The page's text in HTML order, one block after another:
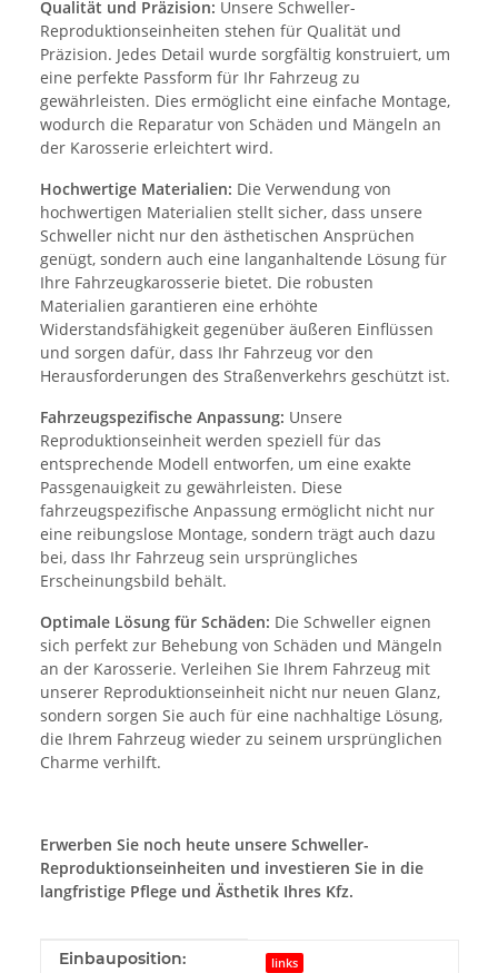
Qualität und Präzision: Unsere Schweller-
Reproduktionseinheiten stehen für Qualität und
Präzision. Jedes Detail wurde sorgfältig konstruiert, um
eine perfekte Passform für Ihr Fahrzeug zu
gewährleisten. Dies ermöglicht eine einfache Montage,
wodurch die Reparatur von Schäden und Mängeln an
der Karosserie erleichtert wird.
Hochwertige Materialien: Die Verwendung von
hochwertigen Materialien stellt sicher, dass unsere
Schweller nicht nur den ästhetischen Ansprüchen
genügt, sondern auch eine langanhaltende Lösung für
Ihre Fahrzeugkarosserie bietet. Die robusten
Materialien garantieren eine erhöhte
Widerstandsfähigkeit gegenüber äußeren Einflüssen
und sorgen dafür, dass Ihr Fahrzeug vor den
Herausforderungen des Straßenverkehrs geschützt ist.
Fahrzeugspezifische Anpassung: Unsere
Reproduktionseinheit werden speziell für das
entsprechende Modell entworfen, um eine exakte
Passgenauigkeit zu gewährleisten. Diese
fahrzeugspezifische Anpassung ermöglicht nicht nur
eine reibungslose Montage, sondern trägt auch dazu
bei, dass Ihr Fahrzeug sein ursprüngliches
Erscheinungsbild behält.
Optimale Lösung für Schäden: Die Schweller eignen
sich perfekt zur Behebung von Schäden und Mängeln
an der Karosserie. Verleihen Sie Ihrem Fahrzeug mit
unserer Reproduktionseinheit nicht nur neuen Glanz,
sondern sorgen Sie auch für eine nachhaltige Lösung,
die Ihrem Fahrzeug wieder zu seinem ursprünglichen
Charme verhilft.
Erwerben Sie noch heute unsere Schweller-
Reproduktionseinheiten und investieren Sie in die
langfristige Pflege und Ästhetik Ihres Kfz.
Produkteigenschaft
Wert
Einbauposition: links